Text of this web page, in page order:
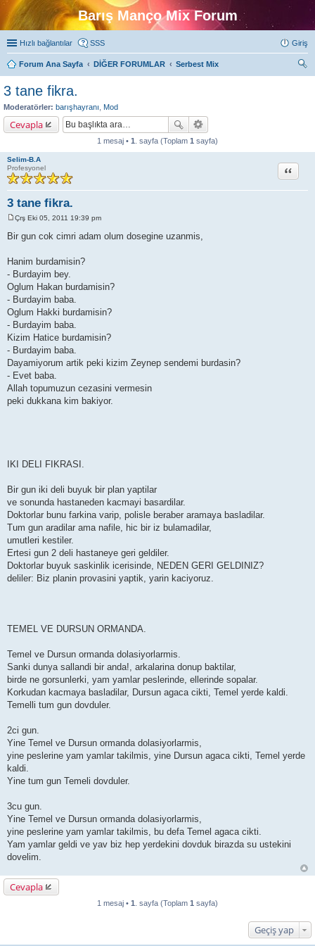
Barış Manço Mix Forum
Hızlı bağlantılar SSS Giriş
Forum Ana Sayfa DİĞER FORUMLAR
Serbest Mix
3 tane fikra.
Moderatörler: barışhayranı Mod
Cevapla
1 mesaj • 1 . sayfa (Toplam 1 sayfa)
Selim-B.A
Profesyonel
3 tane fikra.
Alıntı
M
s
Çrş Eki 05, 2011 19:39 pm
Bir gun cok cimri adam olum dosegine uzanmis,
Hanim burdamisin?
- Burdayim bey.
Oglum Hakan burdamisin?
- Burdayim baba.
Oglum Hakki burdamisin?
- Burdayim baba.
Kizim Hatice burdamisin?
- Burdayim baba.
Dayamiyorum artik peki kizim Zeynep sendemi burdasin?
- Evet baba.
Allah topumuzun cezasini vermesin
peki dukkana kim bakiyor.
IKI DELI FIKRASI.
Bir gun iki deli buyuk bir plan yaptilar
ve sonunda hastaneden kacmayi basardilar.
Doktorlar bunu farkina varip, polisle beraber aramaya basladilar.
Tum gun aradilar ama nafile, hic bir iz bulamadilar,
umutleri kestiler.
Ertesi gun 2 deli hastaneye geri geldiler.
Doktorlar buyuk saskinlik icerisinde, NEDEN GERI GELDINIZ?
deliler: Biz planin provasini yaptik, yarin kaciyoruz.
TEMEL VE DURSUN ORMANDA.
Temel ve Dursun ormanda dolasiyorlarmis.
Sanki dunya sallandi bir anda!, arkalarina donup baktilar,
birde ne gorsunlerki, yam yamlar peslerinde, ellerinde sopalar.
Korkudan kacmaya basladilar, Dursun agaca cikti, Temel yerde kaldi.
Temelli tum gun dovduler.
2ci gun.
Yine Temel ve Dursun ormanda dolasiyorlarmis,
yine peslerine yam yamlar takilmis, yine Dursun agaca cikti, Temel yerde
kaldi.
Yine tum gun Temeli dovduler.
3cu gun.
Yine Temel ve Dursun ormanda dolasiyorlarmis,
yine peslerine yam yamlar takilmis, bu defa Temel agaca cikti.
Yam yamlar geldi ve yav biz hep yerdekini dovduk birazda su ustekini
dovelim.
Cevapla
1 mesaj • 1 . sayfa (Toplam 1 sayfa)
Geçiş yap